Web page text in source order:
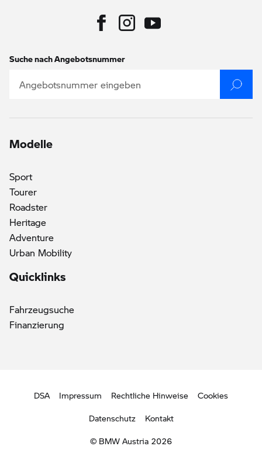
Suche nach Angebotsnummer
Modelle
Sport
Tourer
Roadster
Heritage
Adventure
Urban Mobility
Quicklinks
Fahrzeugsuche
Finanzierung
DSA Impressum Rechtliche Hinweise
Cookies
Datenschutz
Kontakt
© BMW Austria 2026